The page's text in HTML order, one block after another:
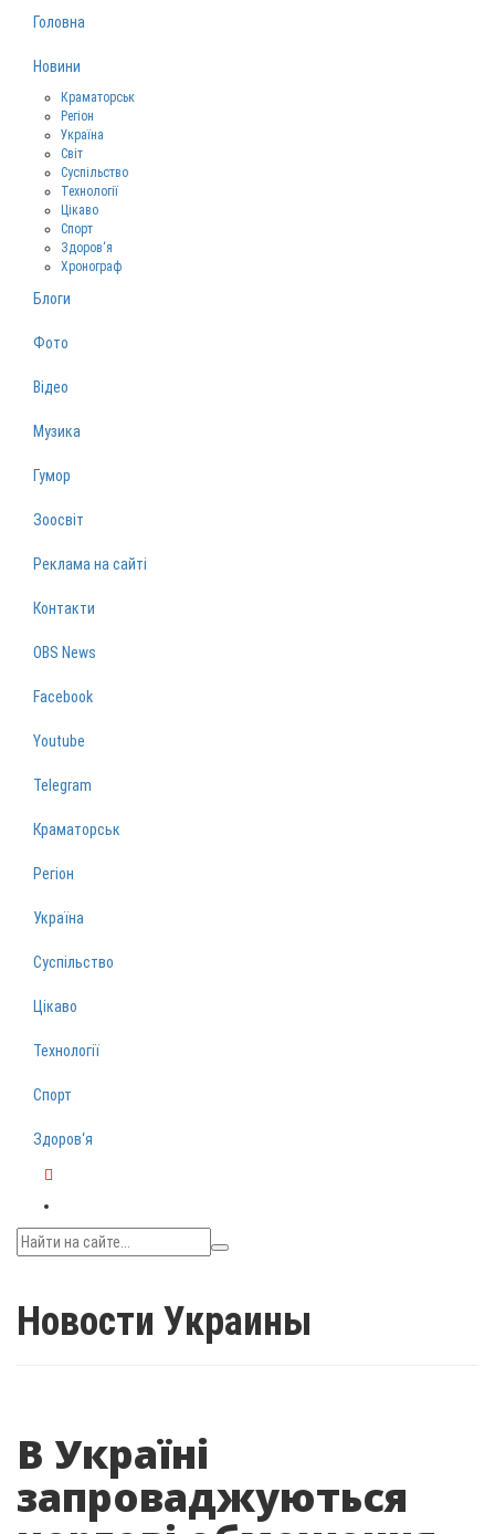
Головна
Новини
Краматорськ
Регіон
Україна
Світ
Суспільство
Технології
Цікаво
Спорт
Здоров‘я
Хронограф
Блоги
Фото
Відео
Музика
Гумор
Зоосвіт
Реклама на сайті
Контакти
OBS News
Facebook
Youtube
Telegram
Краматорськ
Регіон
Україна
Суспільство
Цікаво
Технології
Спорт
Здоров‘я
Новости Украины
В Україні
запроваджуються